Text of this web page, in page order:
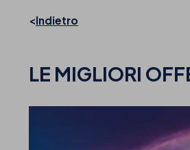
Indietro
LE MIGLIORI